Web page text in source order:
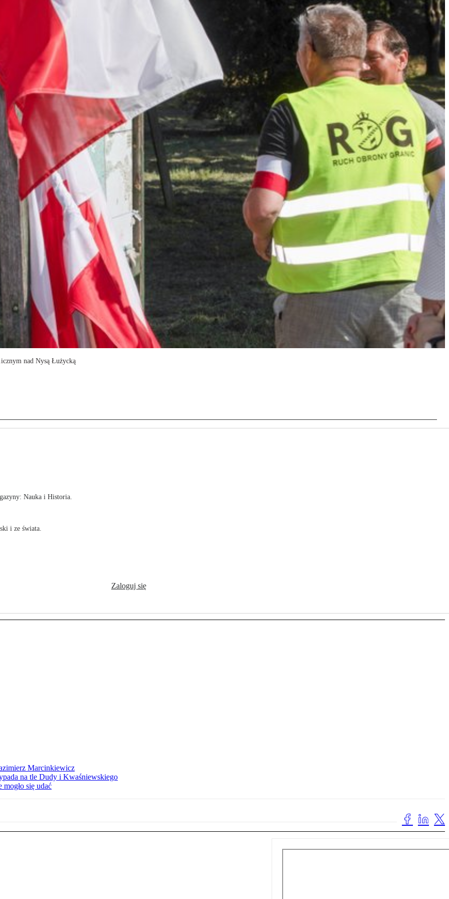
nad Nysą Łużycką
Nauka i Historia.
i ze świata.
Zaloguj się
Marcinkiewicz
na tle Dudy i Kwaśniewskiego
się udać